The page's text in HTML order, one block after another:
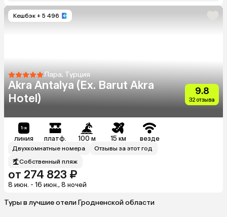
Кешбэк + 5 496
Лара, Турция
Akra Antalya (Ex. Barut Akra
Hotel)
9.8
32 отзыва
линия платф. 100 м 15 км везде
Двухкомнатные номера
Отзывы за этот год
Собственный пляж
от 274 823 ₽
8 июн. - 16 июн., 8 ночей
Туры в лучшие отели Гродненской области